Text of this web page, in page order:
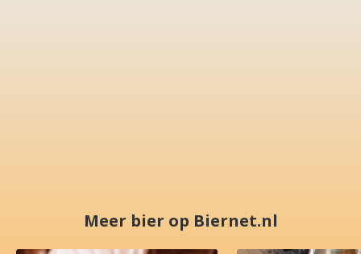
Meer bier op Biernet.nl